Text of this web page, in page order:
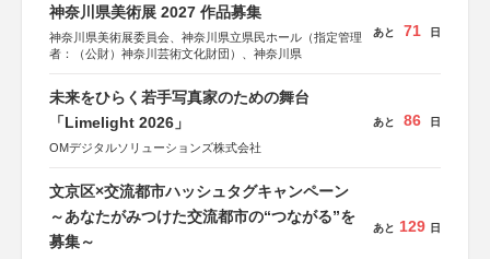
神奈川県美術展 2027 作品募集
神奈川県美術展委員会、神奈川県立県民ホール（指定管理
者：（公財）神奈川芸術文化財団）、神奈川県
あと 71 日
未来をひらく若手写真家のための舞台
「Limelight 2026」
OMデジタルソリューションズ株式会社
あと 86 日
文京区×交流都市ハッシュタグキャンペーン
～あなたがみつけた交流都市の“つながる”を
募集～
あと 129 日